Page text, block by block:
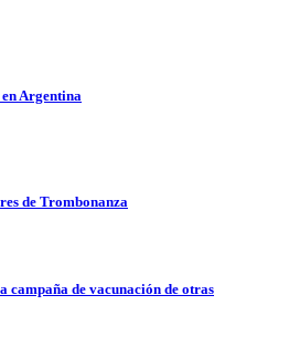
Argentina
de Trombonanza
campaña de vacunación de otras